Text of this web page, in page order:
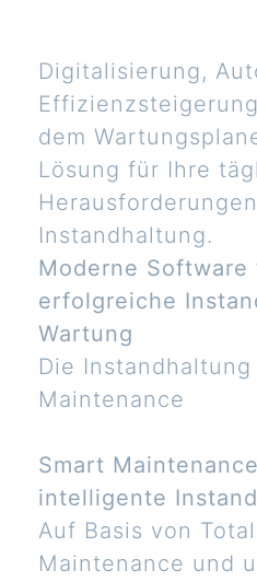
Digitalisierung,
dem
Lösung für Ihre
Instandhaltung.
Moderne Software
erfolgreiche
Wartung
Die
Maintenance
Smart
intelligente
Auf Basis von
Maintenance und